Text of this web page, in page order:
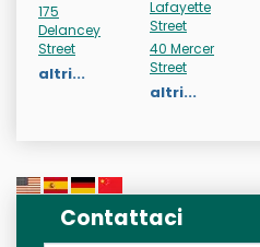
175
Delancey
Street
altri...
Lafayette
Street
40 Mercer
Street
altri...
Contattaci